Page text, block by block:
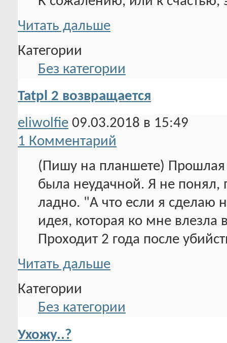
Читать дальше
Категории
Без категории
Tatpl 2 возвращается
eliwolfie 09.03.2018 в 15:49
1 Комментарий
(Пишу на планшете) Прошлая
была неудачной. Я не понял,
ладно. "А что если я сделаю
идея, которая ко мне влезла
Проходит 2 года после
Читать дальше
Категории
Без категории
Ухожу..?